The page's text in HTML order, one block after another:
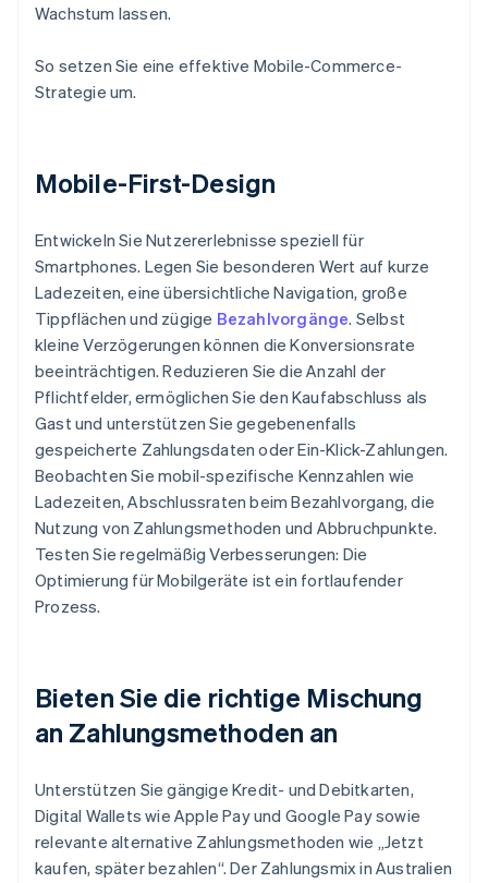
Wachstum lassen.
So setzen Sie eine effektive Mobile-Commerce-
Strategie um.
Mobile-First-Design
Entwickeln Sie Nutzererlebnisse speziell für
Smartphones. Legen Sie besonderen Wert auf kurze
Ladezeiten, eine übersichtliche Navigation, große
Tippflächen und zügige Bezahlvorgänge. Selbst
kleine Verzögerungen können die Konversionsrate
beeinträchtigen. Reduzieren Sie die Anzahl der
Pflichtfelder, ermöglichen Sie den Kaufabschluss als
Gast und unterstützen Sie gegebenenfalls
gespeicherte Zahlungsdaten oder Ein-Klick-Zahlungen.
Beobachten Sie mobil-spezifische Kennzahlen wie
Ladezeiten, Abschlussraten beim Bezahlvorgang, die
Nutzung von Zahlungsmethoden und Abbruchpunkte.
Testen Sie regelmäßig Verbesserungen: Die
Optimierung für Mobilgeräte ist ein fortlaufender
Prozess.
Bieten Sie die richtige Mischung
an Zahlungsmethoden an
Unterstützen Sie gängige Kredit- und Debitkarten,
Digital Wallets wie Apple Pay und Google Pay sowie
relevante alternative Zahlungsmethoden wie „Jetzt
kaufen, später bezahlen“. Der Zahlungsmix in Australien